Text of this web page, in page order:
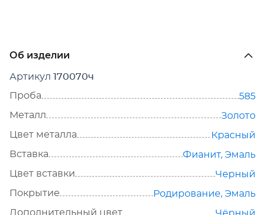
Об изделии
Артикул 170070ч
Проба
585
Металл
Золото
Цвет металла
Красный
Вставка
Фианит, Эмаль
Цвет вставки
Черный
Покрытие
Родирование, Эмаль
Дополнительный цвет